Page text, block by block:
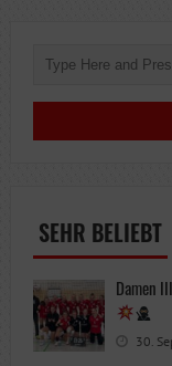
SEHR BELIEBT
Damen
30.